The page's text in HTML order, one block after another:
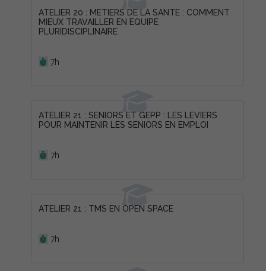
ATELIER 20 : METIERS DE LA SANTE : COMMENT
MIEUX TRAVAILLER EN EQUIPE
PLURIDISCIPLINAIRE
7h
ATELIER 21 : SENIORS ET GEPP : LES LEVIERS
POUR MAINTENIR LES SENIORS EN EMPLOI
7h
ATELIER 21 : TMS EN OPEN SPACE
7h